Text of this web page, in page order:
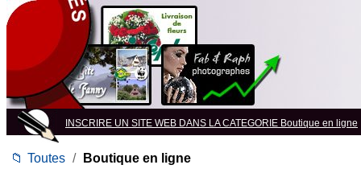
INSCRIRE UN SITE WEB DANS LA CATEGORIE Boutique en ligne
📁 Toutes / Boutique en ligne